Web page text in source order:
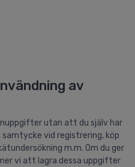
av
utan att du själv har
vid registrering, köp
m.m. Om du ger
vi att lagra dessa uppgifter